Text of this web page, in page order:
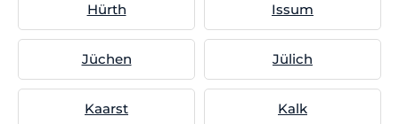
Hürth Issum
Jüchen Jülich
Kaarst Kalk